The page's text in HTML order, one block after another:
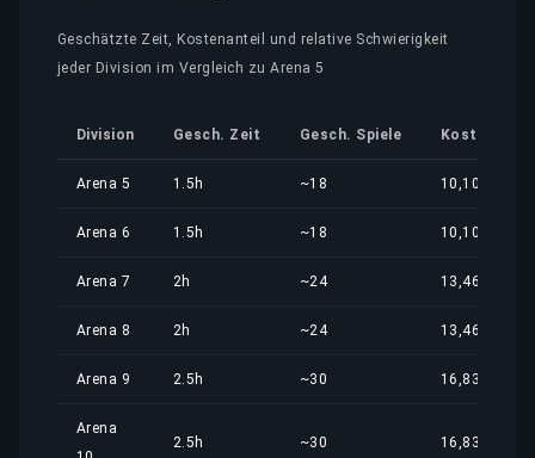
Geschätzte Zeit, Kostenanteil und relative Schwierigkeit
jeder Division im Vergleich zu Arena 5
Division Gesch. Zeit Gesch. Spiele
Arena 5 1.5h ~18 10,10 €
Arena 6 1.5h ~18 10,10 €
Arena 7 2h ~24 13,46 €
Arena 8 2h ~24 13,46 €
Arena 9 2.5h ~30 16,83 €
Arena
2.5h ~30 16,83 €